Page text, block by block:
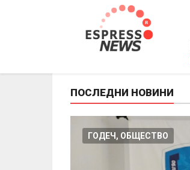
ПОСЛЕДНИ НОВИНИ
ГОДЕЧ, ОБЩЕСТВО